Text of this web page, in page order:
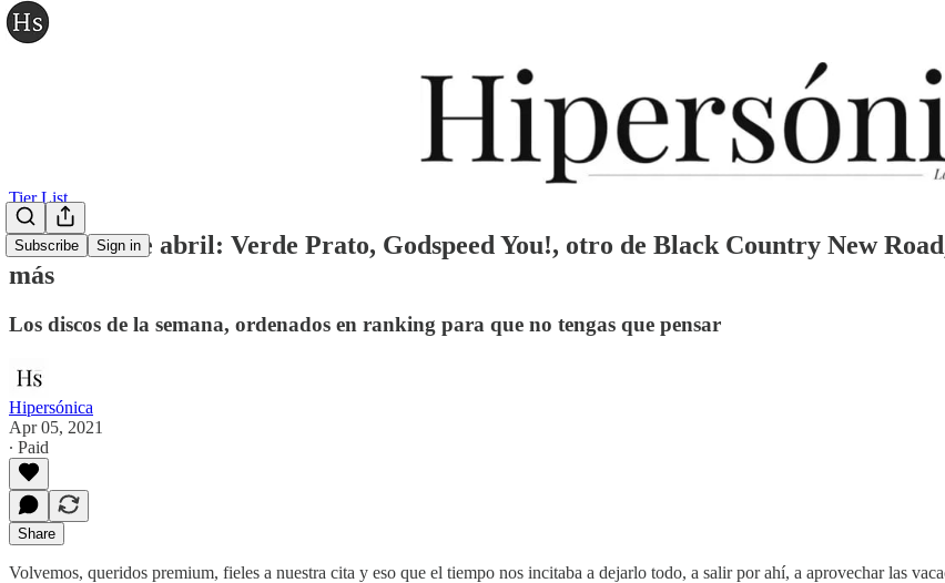
Subscribe Sign in
Tier List
Tier list 5 de abril: Verde Prato, Godspeed You!, otro de Black Country New
más
Los discos de la semana, ordenados en ranking para que no tengas que pensar
Hipersónica
Apr 05, 2021
∙ Paid
Share
Volvemos, queridos premium, fieles a nuestra cita y eso que el tiempo nos incitaba a dejarlo todo, a salir por ahí, a aprovechar las